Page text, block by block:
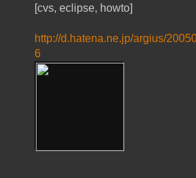
[cvs, eclipse, howto]
http://d.hatena.ne.jp/argius/
6